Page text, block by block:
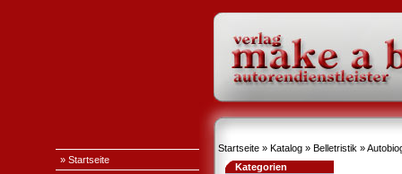
» Startseite
Startseite » Katalog » Belletristik »
Kategorien